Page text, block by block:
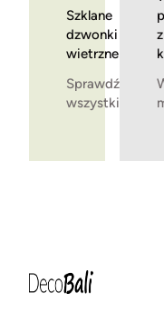
Szklane
dzwonki
wietrzne
Sprawdź
wszystkie
z